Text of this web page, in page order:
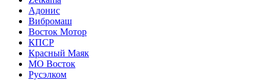
Адонис
Вибромаш
Восток Мотор
КПСР
Красный Маяк
МО Восток
Русэлком